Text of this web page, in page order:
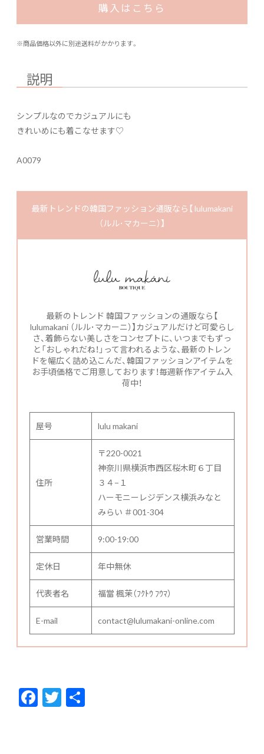
購入はこちら
※商品価格以外に別途送料がかかります。
説明
シンプルなのでカジュアルにも
きれいめにも着こなせます♡
A0079
最新トレンドの韓国ファッション通販なら【 lulumakani
（ルル･マカーニ）】
最新のトレンド 韓国ファッションの通販なら【
lulumakani （ルル･マカーニ）】カジュアルだけど可愛らし
さ、着飾らない美しさをコンセプトに、いつまでもずっ
と「おしゃれだね！」って言われるような、最新のトレン
ドを幅広く詰め込こんだ、韓国ファッションアイテムを
お手頃価格でご用意しております！毎週新作アイテム入
荷中！
屋号 lulu makani
住所
〒220-0021
神奈川県横浜市西区桜木町６丁目
３４−１
ハーモニーレジデンス横浜みなと
みらい ＃001-304
営業時間 9:00-19:00
定休日 年中無休
代表者名 福當 楓茉（ﾌｸﾄｳ ﾌｳﾏ）
E-mail contact@lulumakani-online.com
F
ac
T
w